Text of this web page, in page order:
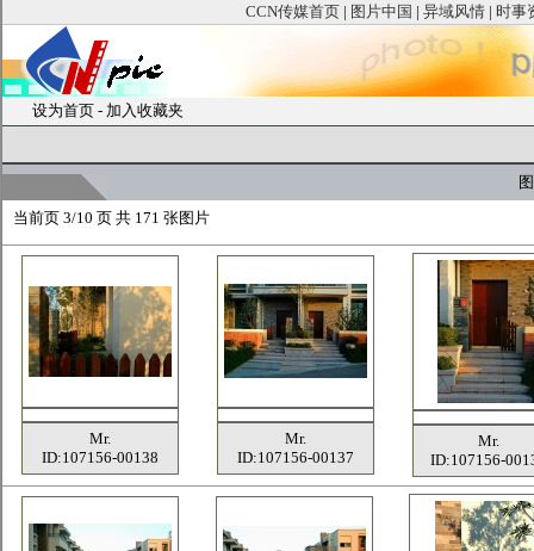
CCN传媒首页 | 图片中国 | 异域风情 | 时事
设为首页 - 加入收藏夹
图
当前页 3/10 页 共 171 张图片
Mr.
ID:107156-00138
Mr.
ID:107156-00137
Mr.
ID:107156-